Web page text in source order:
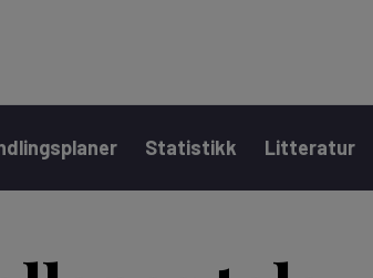
Statistikk Litteratur